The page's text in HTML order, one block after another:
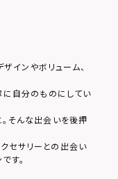
ザインやボリューム、
に自分のものにしてい
そんな出会いを後押
セサリーとの出会い
す。